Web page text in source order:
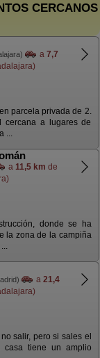
CERCANOS
a 7,7
parcela privada de 2.
cercana a lugares de
...
a 11,5 km de
donde se ha
la zona de la campiña
a 21,4
salir, pero si sales el
casa tiene un amplio